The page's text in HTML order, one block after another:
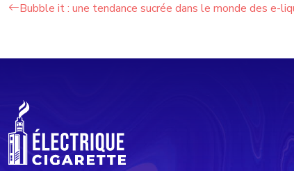
Bubble it : une tendance sucrée dans le monde des e-